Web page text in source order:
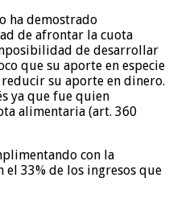
ha demostrado
de afrontar la cuota
de desarrollar
que su aporte en especie
su aporte en dinero.
ya que fue quien
alimentaria (art. 360
con la
33% de los ingresos que